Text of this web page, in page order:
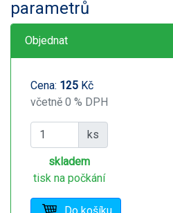
parametrů
Objednat
Cena: 125 Kč
včetně 0 % DPH
ks
skladem
tisk na počkání